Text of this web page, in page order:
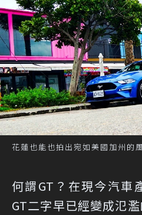
花蓮也能也拍出宛如美國加州的
何謂GT？在現今汽車
GT二字早已經變成氾